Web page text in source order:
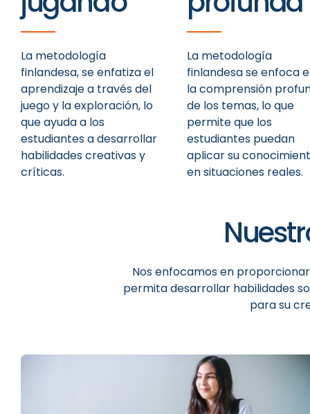
La metodología
finlandesa, se enfatiza el
aprendizaje a través del
juego y la exploración, lo
que ayuda a los
estudiantes a desarrollar
habilidades creativas y
críticas.
La metodología
finlandesa se enfoca
la comprensión
de los temas, lo que
permite que los
estudiantes puedan
aplicar su
en situaciones reales.
Nos enfocamos en
permita desarrollar habilidades
para su